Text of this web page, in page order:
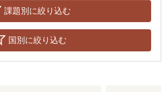
課題別に絞り込む
国別に絞り込む